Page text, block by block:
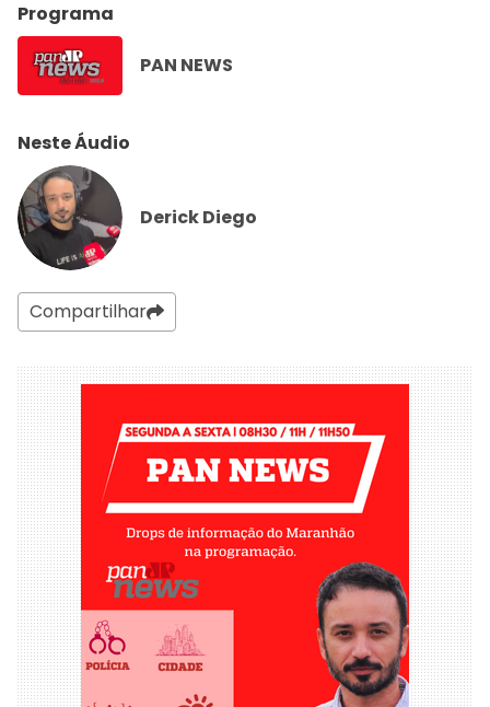
Programa
PAN NEWS
Neste Áudio
Derick Diego
Compartilhar